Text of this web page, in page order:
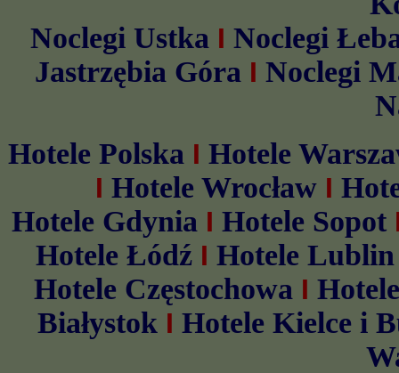
Noclegi Ustka I Noclegi
Jastrzębia Góra I Noclegi
Hotele Polska I Hotele
I Hotele Wrocław I
Hotele Gdynia I Hotele Sopot
Hotele ŁódźI Hotele Lublin
Hotele Częstochowa I
Białystok I Hotele Kielce i